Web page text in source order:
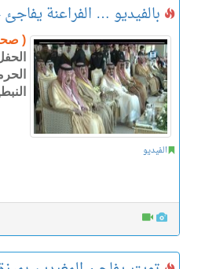
بالفيديو … الفراعنة
(
الفيديو